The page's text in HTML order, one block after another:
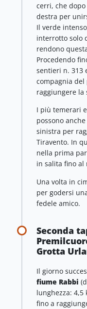
cerri, che
destra per
Il verde
interrotto solo
rendono
Procedendo
sentieri n. 313
compagnia
raggiungere la
I più temerari
possono
sinistra per
Tiravento. In
nella prima
in salita fino al
Una volta in
per godersi
fedele amico.
Seconda
Grotta
Il giorno
fiume Rabbi
lunghezza: 4,5
fino a